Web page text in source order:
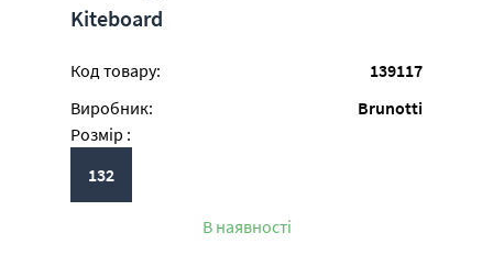
Kiteboard
Код товару:
139117
Виробник:
Brunotti
Розмір :
132
В наявності